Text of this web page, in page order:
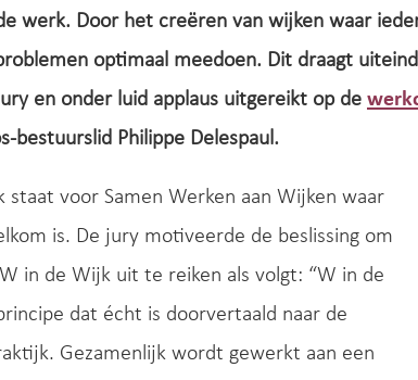
werk. Door het creëren van wijken waar
optimaal meedoen. Dit draagt
en onder luid applaus uitgereikt op de
bestuurslid Philippe Delespaul.
staat voor Samen Werken aan Wijken waar
is. De jury motiveerde de beslissing om
in de Wijk uit te reiken als volgt: “W in de
dat écht is doorvertaald naar de
Gezamenlijk wordt gewerkt aan een